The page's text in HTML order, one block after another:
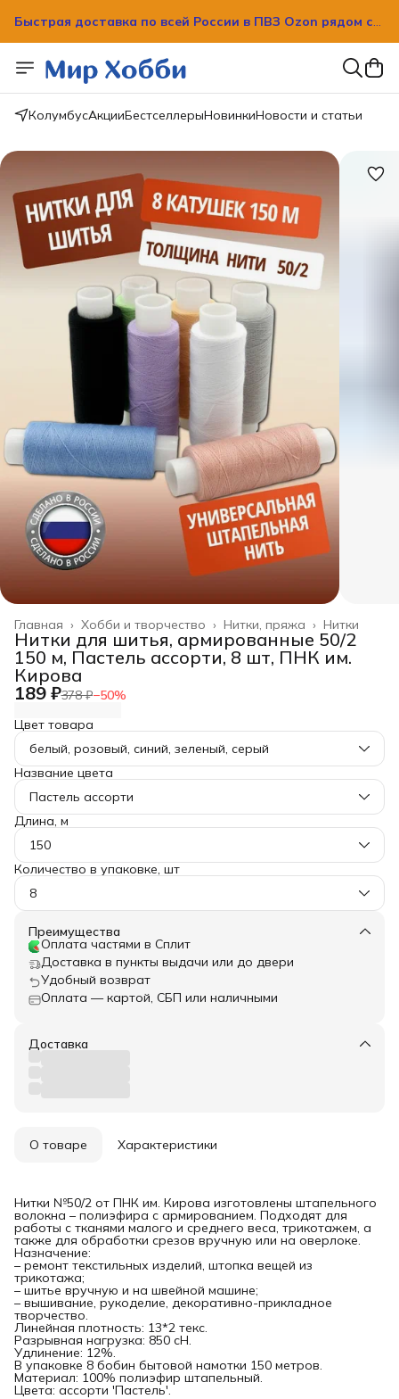
Быстрая доставка по всей России в ПВЗ Ozon рядом с
КолумбусАкцииБестселлерыНовинкиНовости и статьи
Нитки
Нитки, пряжа ›
Хобби и творчество ›
Главная ›
Нитки для шитья, армированные 50/2
150 м, Пастель ассорти, 8 шт, ПНК им.
Кирова
189 ₽378 ₽−50%
Цвет товара
белый, розовый, синий, зеленый, серый
Название цвета
Пастель ассорти
Длина, м
150
Количество в упаковке, шт
8
Преимущества
Оплата частями в Сплит
Доставка в пункты выдачи или до двери
Удобный возврат
Оплата — картой, СБП или наличными
Доставка
О товаре Характеристики
Нитки №50/2 от ПНК им. Кирова изготовлены штапельного
волокна – полиэфира с армированием. Подходят для
работы с тканями малого и среднего веса, трикотажем, а
также для обработки срезов вручную или на оверлоке.
Назначение:
– ремонт текстильных изделий, штопка вещей из
трикотажа;
– шитье вручную и на швейной машине;
– вышивание, рукоделие, декоративно-прикладное
творчество.
Линейная плотность: 13*2 текс.
Разрывная нагрузка: 850 сН.
Удлинение: 12%.
В упаковке 8 бобин бытовой намотки 150 метров.
Материал: 100% полиэфир штапельный.
Цвета: ассорти 'Пастель'.